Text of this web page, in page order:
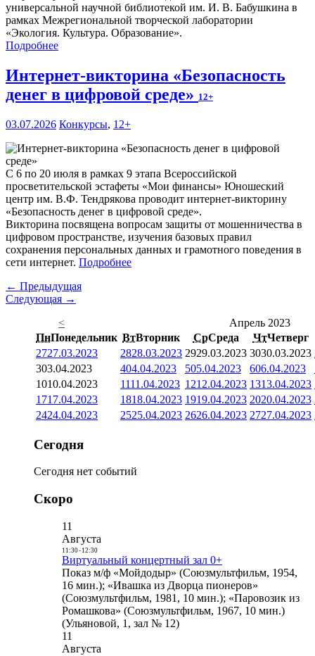
универсальной научной библиотекой им. И. В. Бабушкина в
рамках Межрегиональной творческой лаборатории
«Экология. Культура. Образование».
Подробнее
Интернет-викторина «Безопасность
денег в цифровой среде» 12+
03.07.2026 Конкурсы, 12+
С 6 по 20 июля в рамках 9 этапа Всероссийской
просветительской эстафеты «Мои финансы» Юношеский
центр им. В.Ф. Тендрякова проводит интернет-викторину
«Безопасность денег в цифровой среде».
Викторина посвящена вопросам защиты от мошенничества в
цифровом пространстве, изучения базовых правил
сохранения персональных данных и грамотного поведения в
сети интернет. Подробнее
← Предыдущая
Следующая →
<
Апрель 2023
ПнПонедельник ВтВторник СрСреда ЧтЧетверг
2727.03.2023 2828.03.2023 2929.03.2023 3030.03.2023
303.04.2023 404.04.2023 505.04.2023 606.04.2023
1010.04.2023 1111.04.2023 1212.04.2023 1313.04.2023
1717.04.2023 1818.04.2023 1919.04.2023 2020.04.2023
2424.04.2023 2525.04.2023 2626.04.2023 2727.04.2023
Сегодня
Сегодня нет событий
Скоро
11
Августа
11:30- 12:30
Виртуальный концертный зал 0+
Показ м/ф «Мойдодыр» (Союзмультфильм, 1954,
16 мин.); «Ивашка из Дворца пионеров»
(Союзмультфильм, 1981, 10 мин.); «Паровозик из
Ромашкова» (Союзмультфильм, 1967, 10 мин.)
(Ульяновой, 1, зал № 12)
11
Августа